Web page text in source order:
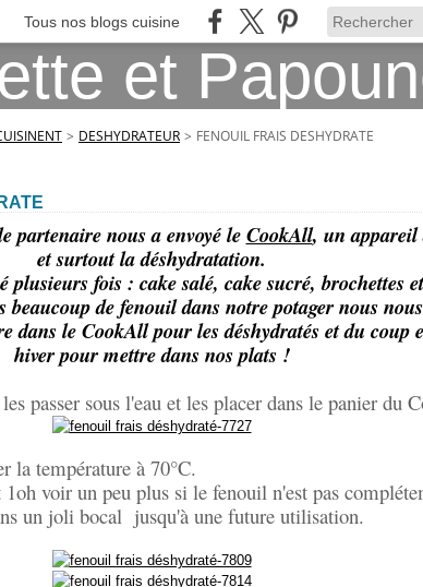
Tous nos blogs cuisine
> DESHYDRATEUR > FENOUIL FRAIS DESHYDRATE
partenaire nous a envoyé leCookAll, un
et surtout la déshydratation.
plusieurs fois : cake salé, cake sucré, brochettes
beaucoup de fenouil dans notre potager nous
dans le CookAll pour les déshydratés et du coup
hiver pour mettre dans nos plats !
passer sous l'eau et les placer dans le panier du
température à 70°C.
1oh voir un peu plus si le fenouil n'est pas
un joli bocal jusqu'à une future utilisation.